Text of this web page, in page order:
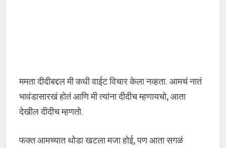
ममता दीदीबद्दल मी कधी वाईट विचार केला नव्हता. आमचं नातं
भावंडासारखं होतं आणि मी त्यांना दीदीच म्हणायचो, आता
देखील दीदीच म्हणतो.
फक्त आमच्यात थोडा खटला मजा होई, पण आता सगळं